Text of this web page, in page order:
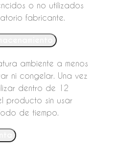
o no utilizados
fabricante.
ambiente a menos
ni congelar. Una vez
dentro de 12
producto sin usar
de tiempo.